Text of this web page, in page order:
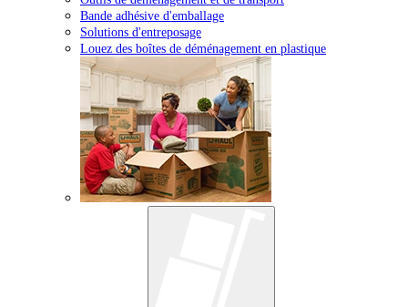
Bande adhésive d'emballage
Solutions d'entreposage
Louez des boîtes de déménagement en plastique